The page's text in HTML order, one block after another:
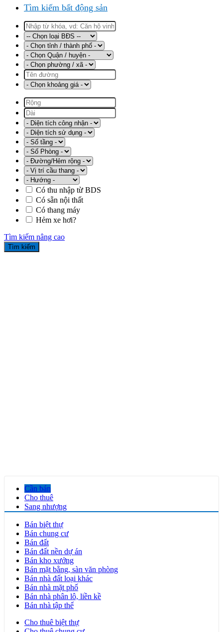
Tìm kiếm bất động sản
Có thu nhập từ BDS
Có sẵn nội thất
Có thang máy
Hẻm xe hơi?
Tìm kiếm nâng cao
Tìm kiếm
Cần bán
Cho thuê
Sang nhượng
Bán biệt thự
Bán chung cư
Bán đất
Bán đất nền dự án
Bán kho xưởng
Bán mặt bằng, sàn văn phòng
Bán nhà đất loại khác
Bán nhà mặt phố
Bán nhà phân lô, liền kề
Bán nhà tập thể
Cho thuê biệt thự